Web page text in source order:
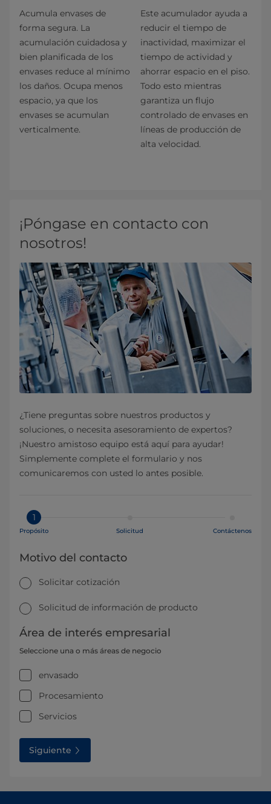
Acumula envases de
forma segura. La
acumulación cuidadosa y
bien planificada de los
envases reduce al mínimo
los daños. Ocupa menos
espacio, ya que los
envases se acumulan
verticalmente.
Este acumulador ayuda a
reducir el tiempo de
inactividad, maximizar el
tiempo de actividad y
ahorrar espacio en el piso.
Todo esto mientras
garantiza un flujo
controlado de envases en
líneas de producción de
alta velocidad.
¡Póngase en contacto con
nosotros!
¿Tiene preguntas sobre nuestros productos y
soluciones, o necesita asesoramiento de expertos?
¡Nuestro amistoso equipo está aquí para ayudar!
Simplemente complete el formulario y nos
comunicaremos con usted lo antes posible.
1
Propósito Solicitud Contáctenos
Motivo del contacto
Solicitar cotización
Solicitud de información de producto
Área de interés empresarial
Seleccione una o más áreas de negocio
envasado
Procesamiento
Servicios
Siguiente